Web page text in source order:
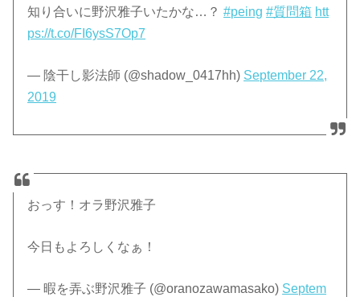
知り合いに野沢雅子いたかな…？#peing #質問箱 htt
ps://t.co/FI6ysS7Op7
— 陰干し影法師 (@shadow_0417hh) September 22,
2019
おっす！オラ野沢雅子
今日もよろしくなぁ！
— 暇を弄ぶ野沢雅子 (@oranozawamasako) Septem